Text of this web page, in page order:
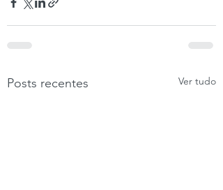
Posts recentes Ver tudo